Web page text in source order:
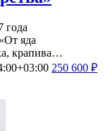
года
яда
крапива…
250 600 ₽